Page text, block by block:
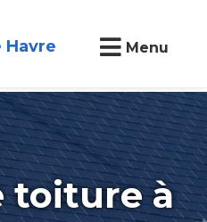
Havre Menu
toiture à